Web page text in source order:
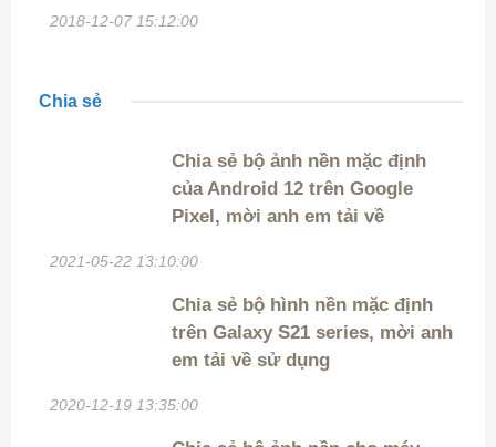
2018-12-07 15:12:00
Chia sẻ
Chia sẻ bộ ảnh nền mặc định
của Android 12 trên Google
Pixel, mời anh em tải về
2021-05-22 13:10:00
Chia sẻ bộ hình nền mặc định
trên Galaxy S21 series, mời anh
em tải về sử dụng
2020-12-19 13:35:00